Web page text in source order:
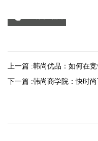
上一篇 :韩尚优品：如何在
下一篇 :韩尚商学院：快时